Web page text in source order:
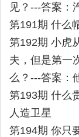
见？---答案：
第191期 什么
第192期 小虎
夫，但是第一
么？---答案：
第193期 什么
人造卫星
第194期 你只